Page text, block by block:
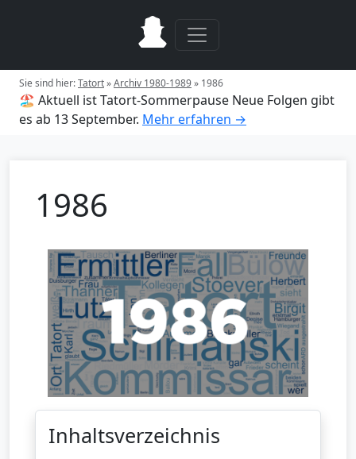
Sie sind hier:Tatort»Archiv 1980-1989» 1986
🏖️ Aktuell ist Tatort-Sommerpause Neue Folgen gibt
es ab 13 September. Mehr erfahren →
1986
Inhaltsverzeichnis